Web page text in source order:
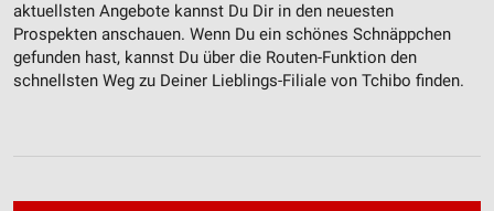
aktuellsten Angebote kannst Du Dir in den neuesten
Prospekten anschauen. Wenn Du ein schönes Schnäppchen
gefunden hast, kannst Du über die Routen-Funktion den
schnellsten Weg zu Deiner Lieblings-Filiale von Tchibo finden.